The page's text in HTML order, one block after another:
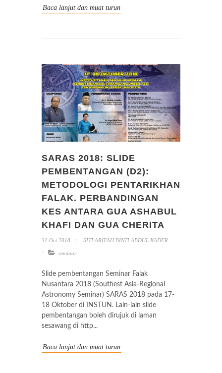
Baca lanjut dan muat turun
SARAS 2018: SLIDE
PEMBENTANGAN (D2):
METODOLOGI PENTARIKHAN
FALAK. PERBANDINGAN
KES ANTARA GUA ASHABUL
KHAFI DAN GUA CHERITA
31 Oct 2018 SITI ARIFAH BINTI ABDUL KADER
seminar
Slide pembentangan Seminar Falak
Nusantara 2018 (Southest Asia-Regional
Astronomy Seminar) SARAS 2018 pada 17-
18 Oktober di INSTUN. Lain-lain slide
pembentangan boleh dirujuk di laman
sesawang di http...
Baca lanjut dan muat turun